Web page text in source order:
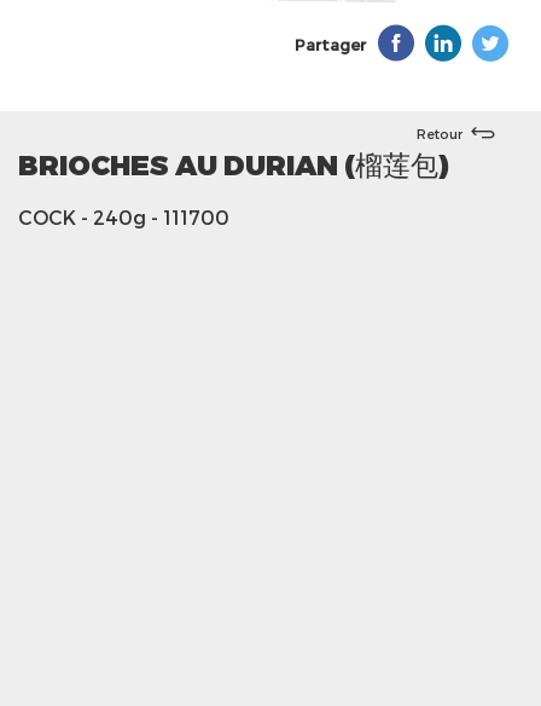
Partager
Retour
BRIOCHES AU DURIAN (榴莲包)
COCK - 240g - 111700